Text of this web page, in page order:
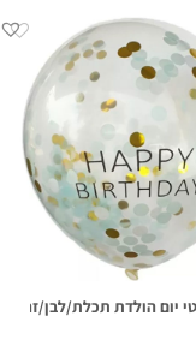
יום הולדת תכלת/לבן/זהב